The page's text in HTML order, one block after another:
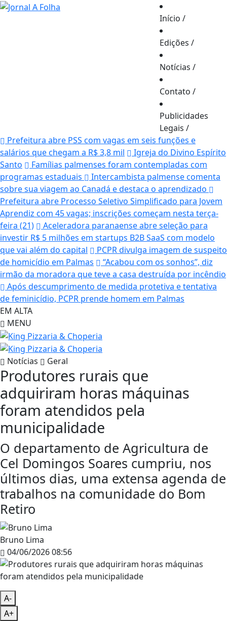
Início /
Edições /
Notícias /
Contato /
Publicidades
Legais /
Prefeitura abre PSS com vagas em seis funções e
salários que chegam a R$ 3,8 mil
Igreja do Divino Espírito
Santo
Famílias palmenses foram contempladas com
programas estaduais
Intercambista palmense comenta
sobre sua viagem ao Canadá e destaca o aprendizado
Prefeitura abre Processo Seletivo Simplificado para Jovem
Aprendiz com 45 vagas; inscrições começam nesta terça-
feira (21)
Aceleradora paranaense abre seleção para
investir R$ 5 milhões em startups B2B SaaS com modelo
que vai além do capital
PCPR divulga imagem de suspeito
de homicídio em Palmas
“Acabou com os sonhos”, diz
irmão da moradora que teve a casa destruída por incêndio
Após descumprimento de medida protetiva e tentativa
de feminicídio, PCPR prende homem em Palmas
EM ALTA
MENU
Notícias Geral
Produtores rurais que
adquiriram horas máquinas
foram atendidos pela
municipalidade
O departamento de Agricultura de
Cel Domingos Soares cumpriu, nos
últimos dias, uma extensa agenda de
trabalhos na comunidade do Bom
Retiro
Bruno Lima
04/06/2026 08:56
A-
A+